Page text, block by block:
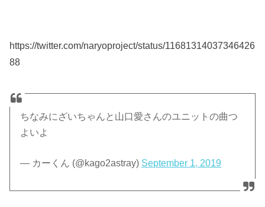
https://twitter.com/naryoproject/status/11681314037346426
88
ちなみにざいちゃんと山口愛さんのユニットの曲つ
よいよ
— カーくん (@kago2astray) September 1, 2019